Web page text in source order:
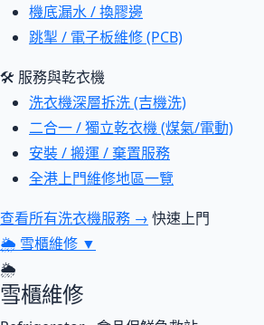
機底漏水 / 換膠邊
跳掣 / 電子板維修 (PCB)
🛠 服務與乾衣機
洗衣機深層拆洗 (吉機洗)
二合一 / 獨立乾衣機 (煤氣/電動)
安裝 / 搬運 / 棄置服務
全港上門維修地區一覽
查看所有洗衣機服務 → 快速上門
🌦 雪櫃維修 ▼
🌦
雪櫃維修